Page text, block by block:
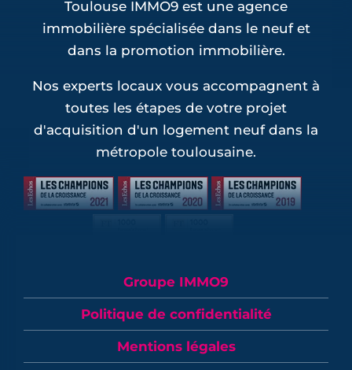
Toulouse IMMO9 est une agence
immobilière spécialisée dans le neuf et
dans la promotion immobilière.
Nos experts locaux vous accompagnent à
toutes les étapes de votre projet
d'acquisition d'un logement neuf dans la
métropole toulousaine.
Groupe IMMO9
Politique de confidentialité
Mentions légales